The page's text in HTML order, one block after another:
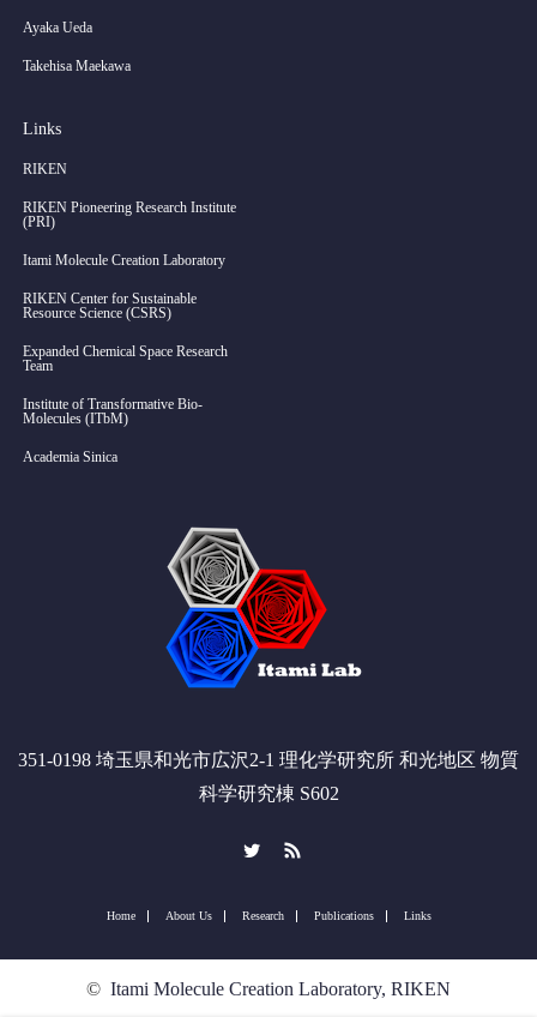
Ayaka Ueda
Takehisa Maekawa
Links
RIKEN
RIKEN Pioneering Research Institute
(PRI)
Itami Molecule Creation Laboratory
RIKEN Center for Sustainable
Resource Science (CSRS)
Expanded Chemical Space Research
Team
Institute of Transformative Bio-
Molecules (ITbM)
Academia Sinica
351-0198 埼玉県和光市広沢2-1 理化学研究所 和光地区 物質
科学研究棟 S602
Home About Us Research Publications Links
© Itami Molecule Creation Laboratory, RIKEN